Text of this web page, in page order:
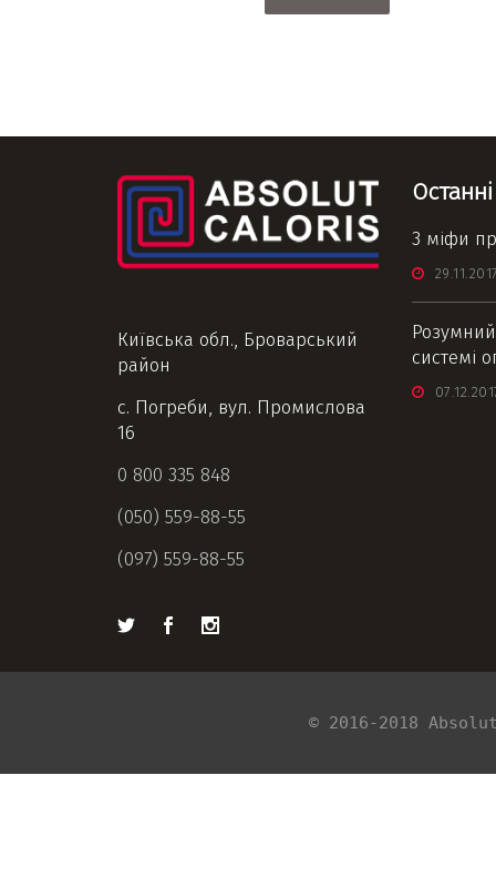
Київська обл., Броварський
район
с. Погреби, вул. Промислова
16
0 800 335 848
(050) 559-88-55
(097) 559-88-55
3 міфи
системі
© 2016-2018